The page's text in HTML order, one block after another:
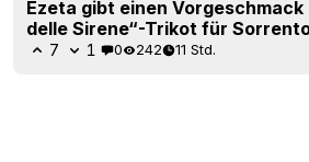
Ezeta gibt einen Vorgeschmack
delle Sirene“-Trikot für
7 1 0 242 11 Std.